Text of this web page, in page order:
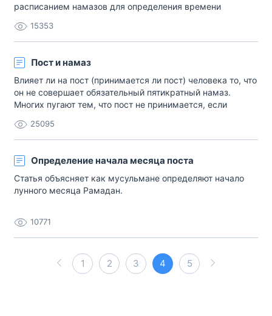
расписанием намазов для определения времени
15353
Пост и намаз
Влияет ли на пост (принимается ли пост) человека то, что
он не совершает обязательный пятикратный намаз.
Многих пугают тем, что пост не принимается, если
25095
Определение начала месяца поста
Статья объясняет как мусульмане определяют начало
лунного месяца Рамадан.
10771
1 2 3 4 5